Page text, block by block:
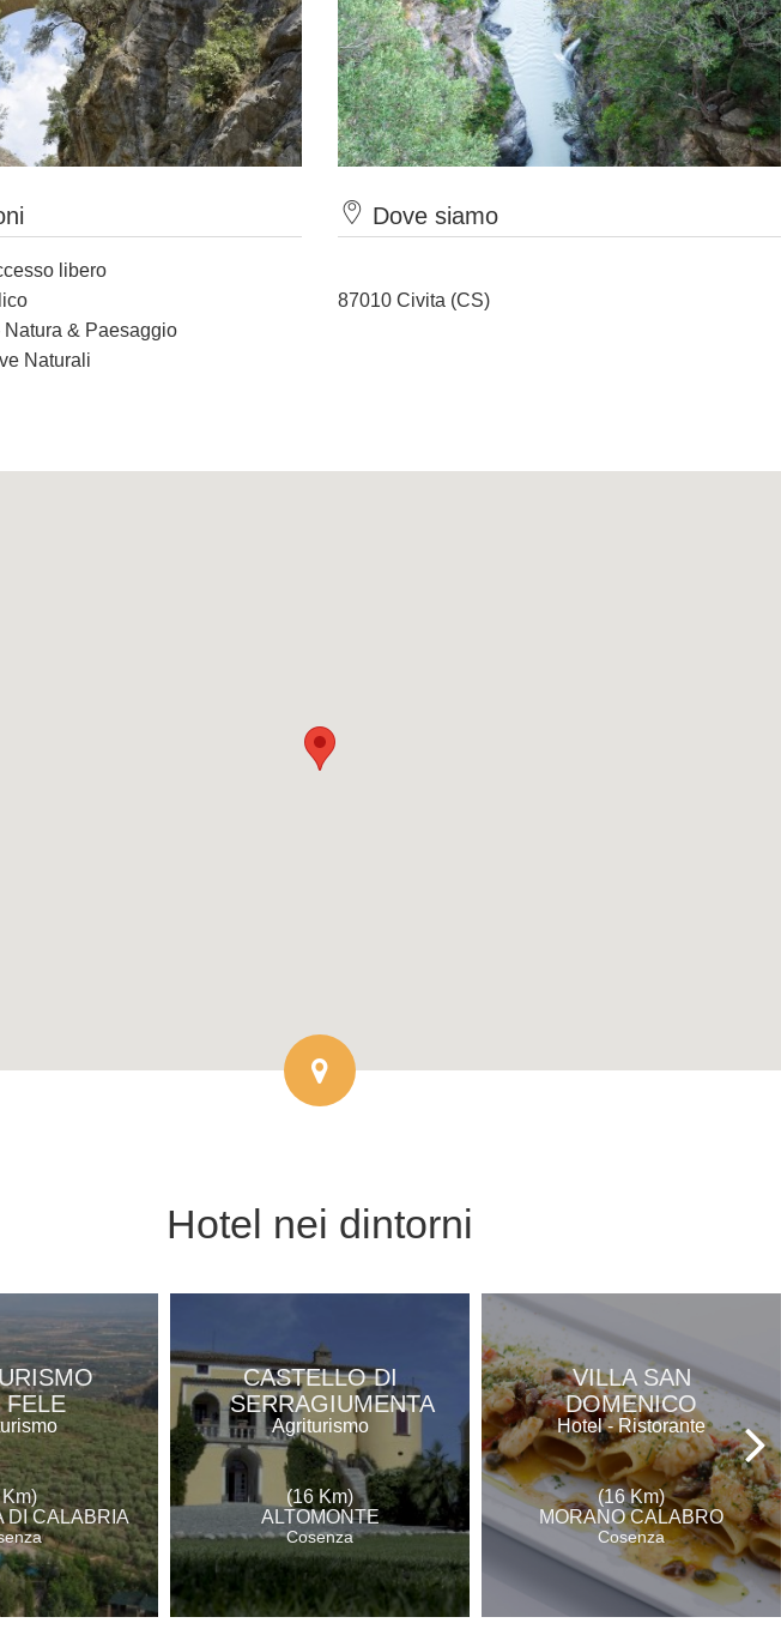
libero
& Paesaggio
Naturali
Dove siamo
87010 Civita (CS)
Hotel nei dintorni
FELE
DI CALABRIA
CASTELLO DI
SERRAGIUMENTA
Agriturismo
(16 Km)
ALTOMONTE
Cosenza
VILLA SAN
DOMENICO
Hotel - Ristorante
(16 Km)
MORANO CALABRO
Cosenza